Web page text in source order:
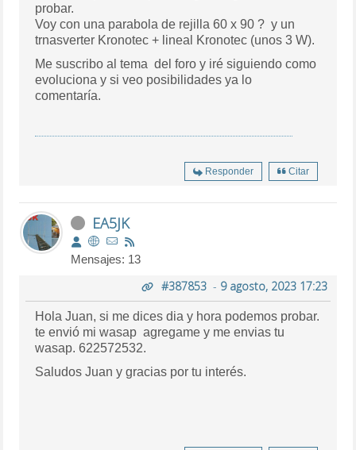
probar.
Voy con una parabola de rejilla 60 x 90 ? y un
trnasverter Kronotec + lineal Kronotec (unos 3 W).
Me suscribo al tema del foro y iré siguiendo como
evoluciona y si veo posibilidades ya lo
comentaría.
Responder Citar
EA5JK
Mensajes: 13
#387853- 9 agosto, 2023 17:23
Hola Juan, si me dices dia y hora podemos probar.
te envió mi wasap agregame y me envias tu
wasap. 622572532.
Saludos Juan y gracias por tu interés.